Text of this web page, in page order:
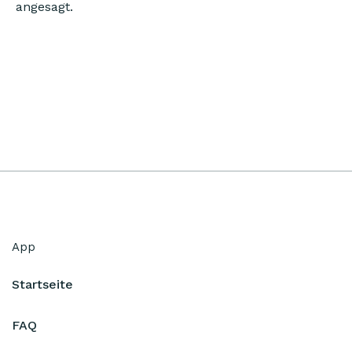
angesagt.
App
Startseite
FAQ